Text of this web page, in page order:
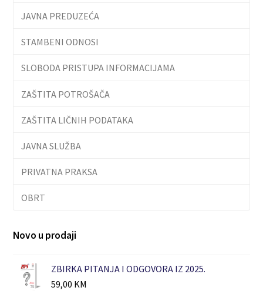
JAVNA PREDUZEĆA
STAMBENI ODNOSI
SLOBODA PRISTUPA INFORMACIJAMA
ZAŠTITA POTROŠAČA
ZAŠTITA LIČNIH PODATAKA
JAVNA SLUŽBA
PRIVATNA PRAKSA
OBRT
Novo u prodaji
ZBIRKA PITANJA I ODGOVORA IZ 2025.
59,00 KM